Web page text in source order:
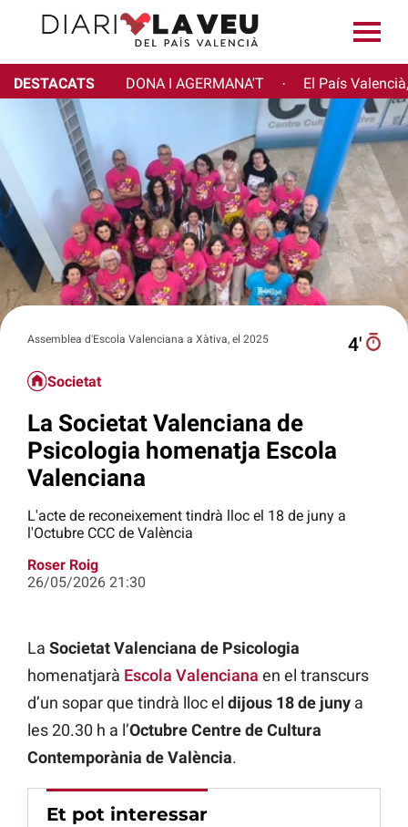
DESTACATS DONA I AGERMANA'T · El País
Assemblea d'Escola Valenciana a Xàtiva, el 2025 4′
Societat
La Societat Valenciana de
Psicologia homenatja Escola
Valenciana
L'acte de reconeixement tindrà lloc el 18 de juny a
l'Octubre CCC de València
Roser Roig
26/05/2026 21:30
La Societat Valenciana de Psicologia
homenatjarà Escola Valenciana en el transcurs
d’un sopar que tindrà lloc el dijous 18 de juny a
les 20.30 h a l’Octubre Centre de Cultura
Contemporània de València.
Et pot interessar